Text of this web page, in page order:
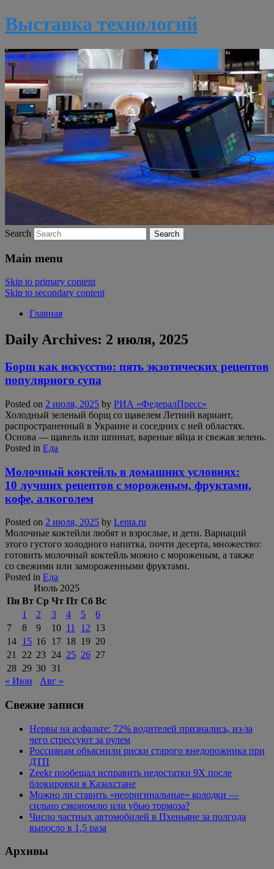
Выставка технологий
Search
Main menu
Skip to primary content
Skip to secondary content
Главная
Daily Archives: 2 июля, 2025
Борщ как искусство: пять экзотических рецептов
популярного супа
Posted on 2 июля, 2025 by РИА «ФедералПресс»
Холодный зеленый борщ со щавелем Летний вариант,
распространенный в Украине и соседних с ней областях.
Основа — щавель или шпинат, вареные яйца и свежая зелень.
Posted in Еда
Молочный коктейль в домашних условиях:
10 лучших рецептов с мороженым, фруктами,
кофе, алкоголем
Posted on 2 июля, 2025 by Lenta.ru
Молочные коктейли любят и взрослые, и дети. Вариаций
этого густого холодного напитка, почти десерта, множество:
готовить молочный коктейль можно с мороженым, а также
со свежими или замороженными фруктами.
Posted in Еда
Июль 2025
Пн Вт Ср Чт Пт Сб Вс
1
2 3 4 5
6
7
8 9 10 11 12 13
14 15 16 17 18 19 20
21
22 23 24 25 26 27
28 29 30 31
« Июн
Авг »
Свежие записи
Нервы на асфальте: 72% водителей признались, из-за
чего стрессуют за рулем
Россиянам объяснили риски старого внедорожника при
ДТП
Zeekr пообещал исправить недостатки 9X после
блокировки в Казахстане
Можно ли ставить «неоригинальные» колодки —
сильно сэкономлю или убью тормоза?
Число частных автомобилей в Пхеньяне за полгода
выросло в 1,5 раза
Архивы